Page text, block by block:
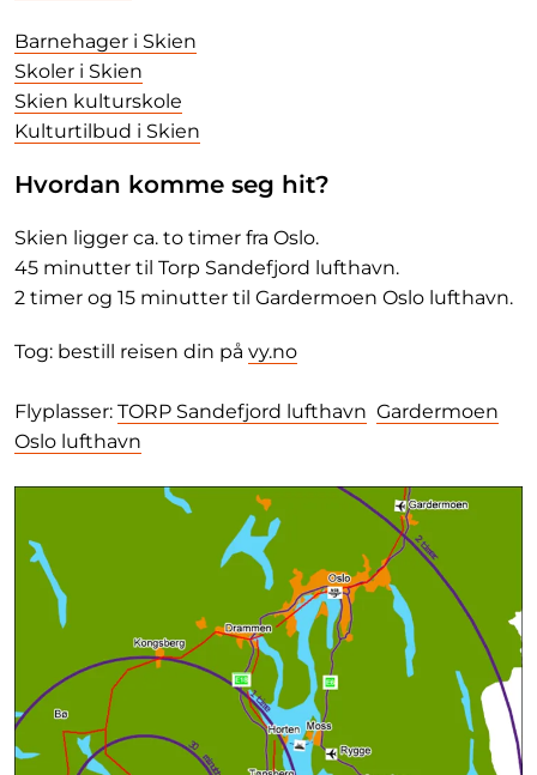
Barnehager i Skien
Skoler i Skien
Skien kulturskole
Kulturtilbud i Skien
Hvordan komme seg hit?
Skien ligger ca. to timer fra Oslo.
45 minutter til Torp Sandefjord lufthavn.
2 timer og 15 minutter til Gardermoen Oslo lufthavn.
Tog: bestill reisen din på vy.no
Flyplasser: TORP Sandefjord lufthavn Gardermoen
Oslo lufthavn